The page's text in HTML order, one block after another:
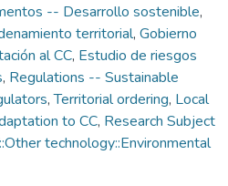
-- Desarrollo sostenible,
territorial, Gobierno
al CC, Estudio de riesgos
, Regulations -- Sustainable
,Territorial ordering, Local
to CC, Research Subject
technology::Environmental